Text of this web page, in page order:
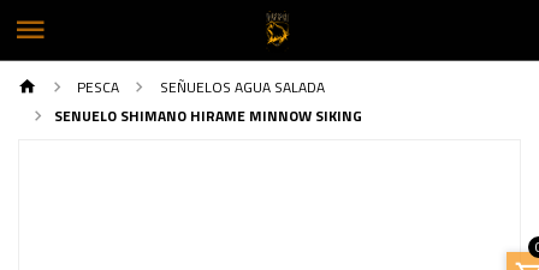
PESCA
SEÑUELOS AGUA SALADA
SENUELO SHIMANO HIRAME MINNOW SIKING